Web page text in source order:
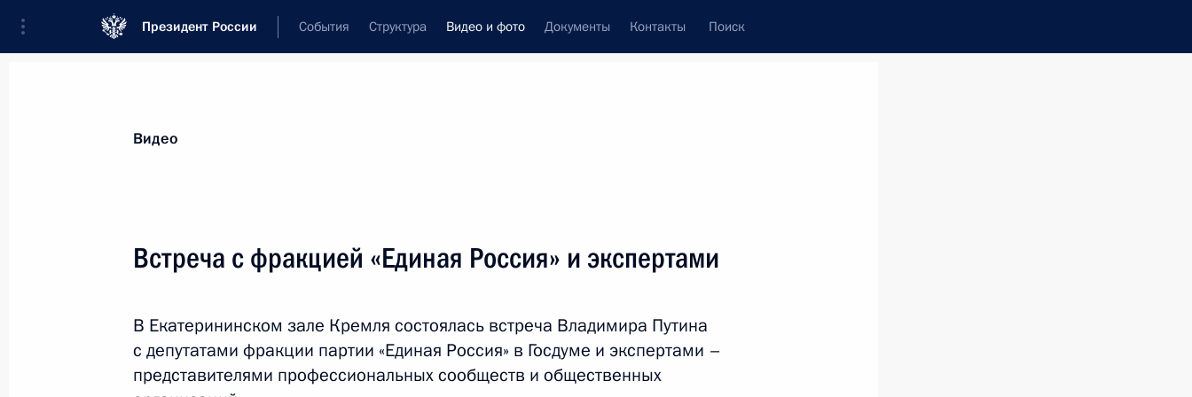
Президент России События Структура Видео и фото Документы Контакты Поиск
Все материалы
Встреча с паралимпийской сборной России по летним
видам спорта
19 сентября 2016 года Москва, Кремль Видео, 21 мин.
Видео
Встреча с фракцией «Единая Россия» и экспертами
В Екатерининском зале Кремля состоялась встреча Владимира Путина
с депутатами фракции партии «Единая Россия» в Госдуме и экспертами –
представителями профессиональных сообществ и общественных